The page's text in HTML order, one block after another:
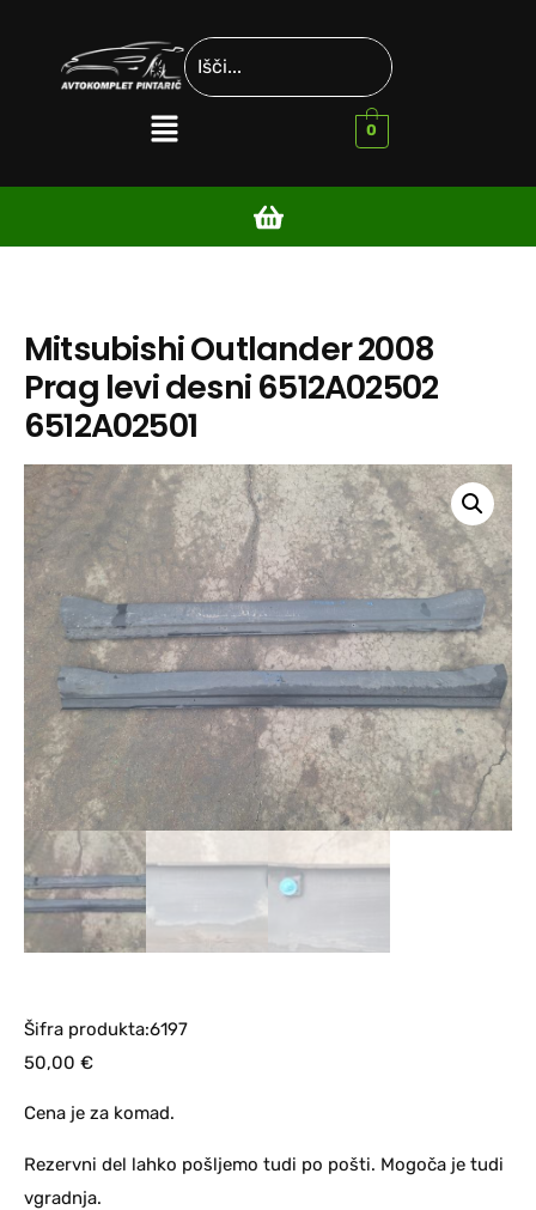
0
Mitsubishi Outlander 2008
Prag levi desni 6512A02502
6512A02501
Šifra produkta:6197
50,00 €
Cena je za komad.
Rezervni del lahko pošljemo tudi po pošti. Mogoča je tudi
vgradnja.